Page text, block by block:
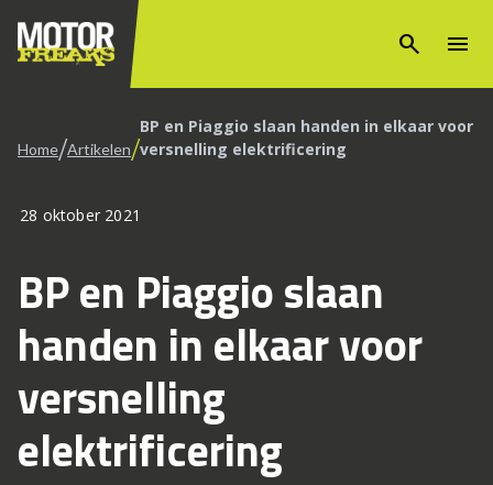
search menu
Home/Artikelen/BP en Piaggio slaan handen in elkaar voor
versnelling elektrificering
28 oktober 2021
BP en Piaggio slaan
handen in elkaar voor
versnelling
elektrificering